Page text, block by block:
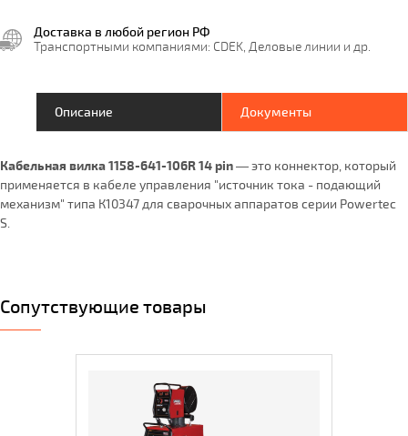
Доставка в любой регион РФ
Транспортными компаниями: CDEK, Деловые линии и др.
Описание Документы
Кабельная вилка 1158-641-106R 14 pin— это коннектор, который
применяется в кабеле управления "источник тока - подающий
механизм" типа К10347 для сварочных аппаратов серии Powertec
S.
Сопутствующие товары